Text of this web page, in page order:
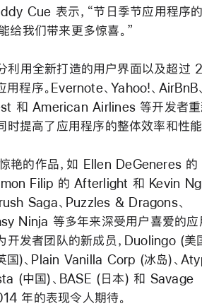
Cue 表示，“节日季节应用程序
给我们带来更多惊喜。”
利用全新打造的用户界面以及超过
程序。Evernote、Yahoo!、AirBnB、
和 American Airlines 等开发者
时提高了应用程序的整体效率和性能
艳的作品，如 Ellen DeGeneres
Filip 的 Afterlight 和 Kevin
Saga、Puzzles & Dragons、
Ninja 等多年来深受用户喜爱的应
开发者团队的新成员，Duolingo (美
)、Plain Vanilla Corp (冰岛)、
(中国)、BASE (日本) 和 Savage
年的表现令人期待。